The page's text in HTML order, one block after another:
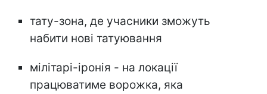
тату-зона, де учасники зможуть
набити нові татуювання
мілітарі-іронія - на локації
працюватиме ворожка, яка